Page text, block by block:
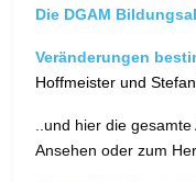
Die DGAM
Veränderungen
Hoffmeister und
..und hier die
Ansehen oder zum